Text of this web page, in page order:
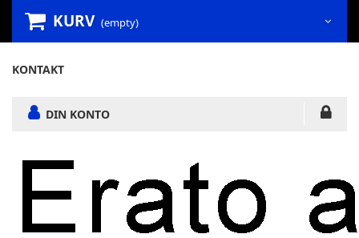
KURV (empty)
KONTAKT
DIN KONTO